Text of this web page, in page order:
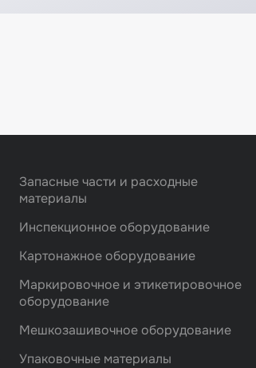
Запасные части и расходные
материалы
Инспекционное оборудование
Картонажное оборудование
Маркировочное и этикетировочное
оборудование
Мешкозашивочное оборудование
Упаковочные материалы